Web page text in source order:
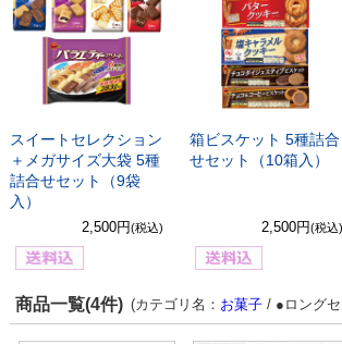
スイートセレクション
＋メガサイズ大袋 5種
詰合せセット（9袋
入）
2,500円(税込)
箱ビスケット 5種詰合
せセット（10箱入）
2,500円(税込)
商品一覧(4件) (カテゴリ名： お菓子 / ●ロング